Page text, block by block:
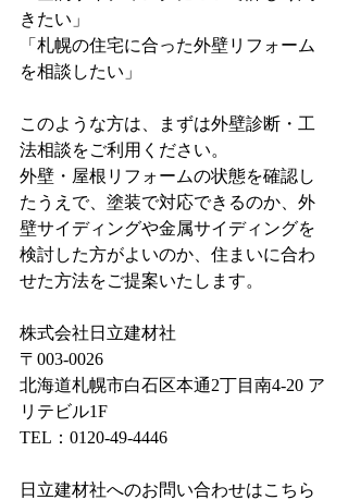
きたい」
「札幌の住宅に合った外壁リフォーム
を相談したい」
このような方は、まずは外壁診断・工
法相談をご利用ください。
外壁・屋根リフォームの状態を確認し
たうえで、塗装で対応できるのか、外
壁サイディングや金属サイディングを
検討した方がよいのか、住まいに合わ
せた方法をご提案いたします。
株式会社日立建材社
〒003-0026
北海道札幌市白石区本通2丁目南4-20 ア
リテビル1F
TEL：0120-49-4446
日立建材社へのお問い合わせはこちら